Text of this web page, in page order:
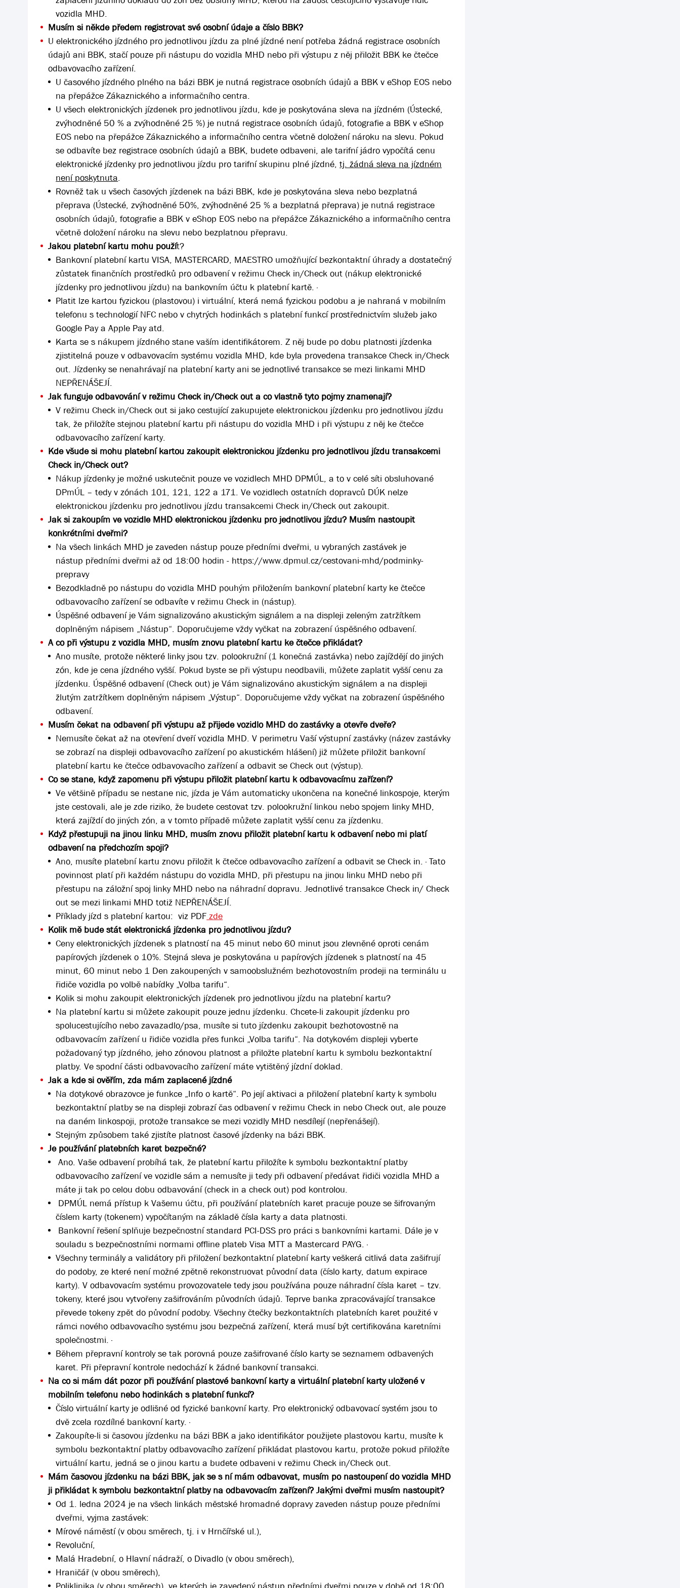
vozidla MHD.
Musím si někde předem registrovat své osobní údaje a číslo BBK?
U elektronického jízdného pro jednotlivou jízdu za plné jízdné není potřeba žádná registrace osobních
údajů ani BBK, stačí pouze při nástupu do vozidla MHD nebo při výstupu z něj přiložit BBK ke čtečce
odbavovacího zařízení.
U časového jízdného plného na bázi BBK je nutná registrace osobních údajů a BBK v eShop EOS nebo
na přepážce Zákaznického a informačního centra.
U všech elektronických jízdenek pro jednotlivou jízdu, kde je poskytována sleva na jízdném (Ústecké,
zvýhodněné 50 % a zvýhodněné 25 %) je nutná registrace osobních údajů, fotografie a BBK v eShop
EOS nebo na přepážce Zákaznického a informačního centra včetně doložení nároku na slevu. Pokud
se odbavíte bez registrace osobních údajů a BBK, budete odbaveni, ale tarifní jádro vypočítá cenu
elektronické jízdenky pro jednotlivou jízdu pro tarifní skupinu plné jízdné,tj. žádná sleva na jízdném
není poskytnuta.
Rovněž tak u všech časových jízdenek na bázi BBK, kde je poskytována sleva nebo bezplatná
přeprava (Ústecké, zvýhodněné 50%, zvýhodněné 25 % a bezplatná přeprava) je nutná registrace
osobních údajů, fotografie a BBK v eShop EOS nebo na přepážce Zákaznického a informačního centra
včetně doložení nároku na slevu nebo bezplatnou přepravu.
Jakou platební kartu mohu použít?
Bankovní platební kartu VISA, MASTERCARD, MAESTRO umožňující bezkontaktní úhrady a dostatečný
zůstatek finančních prostředků pro odbavení v režimu Check in/Check out (nákup elektronické
jízdenky pro jednotlivou jízdu) na bankovním účtu k platební kartě. ·
Platit lze kartou fyzickou (plastovou) i virtuální, která nemá fyzickou podobu a je nahraná v mobilním
telefonu s technologií NFC nebo v chytrých hodinkách s platební funkcí prostřednictvím služeb jako
Google Pay a Apple Pay atd.
Karta se s nákupem jízdného stane vaším identifikátorem. Z něj bude po dobu platnosti jízdenka
zjistitelná pouze v odbavovacím systému vozidla MHD, kde byla provedena transakce Check in/Check
out. Jízdenky se nenahrávají na platební karty ani se jednotlivé transakce se mezi linkami MHD
NEPŘENÁŠEJÍ.
Jak funguje odbavování v režimu Check in/Check out a co vlastně tyto pojmy znamenají?
V režimu Check in/Check out si jako cestující zakupujete elektronickou jízdenku pro jednotlivou jízdu
tak, že přiložíte stejnou platební kartu při nástupu do vozidla MHD i při výstupu z něj ke čtečce
odbavovacího zařízení karty.
Kde všude si mohu platební kartou zakoupit elektronickou jízdenku pro jednotlivou jízdu transakcemi
Check in/Check out?
Nákup jízdenky je možné uskutečnit pouze ve vozidlech MHD DPMÚL, a to v celé síti obsluhované
DPmÚL – tedy v zónách 101, 121, 122 a 171. Ve vozidlech ostatních dopravců DÚK nelze
elektronickou jízdenku pro jednotlivou jízdu transakcemi Check in/Check out zakoupit.
Jak si zakoupím ve vozidle MHD elektronickou jízdenku pro jednotlivou jízdu? Musím nastoupit
konkrétními dveřmi?
Na všech linkách MHD je zaveden nástup pouze předními dveřmi, u vybraných zastávek je
nástup předními dveřmi až od 18:00 hodin - https://www.dpmul.cz/cestovani-mhd/podminky-
prepravy
Bezodkladně po nástupu do vozidla MHD pouhým přiložením bankovní platební karty ke čtečce
odbavovacího zařízení se odbavíte v režimu Check in (nástup).
Úspěšné odbavení je Vám signalizováno akustickým signálem a na displeji zeleným zatržítkem
doplněným nápisem „Nástup“. Doporučujeme vždy vyčkat na zobrazení úspěšného odbavení.
A co při výstupu z vozidla MHD, musím znovu platební kartu ke čtečce přikládat?
Ano musíte, protože některé linky jsou tzv. polookružní (1 konečná zastávka) nebo zajíždějí do jiných
zón, kde je cena jízdného vyšší. Pokud byste se při výstupu neodbavili, můžete zaplatit vyšší cenu za
jízdenku. Úspěšné odbavení (Check out) je Vám signalizováno akustickým signálem a na displeji
žlutým zatržítkem doplněným nápisem „Výstup“. Doporučujeme vždy vyčkat na zobrazení úspěšného
odbavení.
Musím čekat na odbavení při výstupu až přijede vozidlo MHD do zastávky a otevře dveře?
Nemusíte čekat až na otevření dveří vozidla MHD. V perimetru Vaší výstupní zastávky (název zastávky
se zobrazí na displeji odbavovacího zařízení po akustickém hlášení) již můžete přiložit bankovní
platební kartu ke čtečce odbavovacího zařízení a odbavit se Check out (výstup).
Co se stane, když zapomenu při výstupu přiložit platební kartu k odbavovacímu zařízení?
Ve většině případu se nestane nic, jízda je Vám automaticky ukončena na konečné linkospoje, kterým
jste cestovali, ale je zde riziko, že budete cestovat tzv. polookružní linkou nebo spojem linky MHD,
která zajíždí do jiných zón, a v tomto případě můžete zaplatit vyšší cenu za jízdenku.
Když přestupuji na jinou linku MHD, musím znovu přiložit platební kartu k odbavení nebo mi platí
odbavení na předchozím spoji?
Ano, musíte platební kartu znovu přiložit k čtečce odbavovacího zařízení a odbavit se Check in. · Tato
povinnost platí při každém nástupu do vozidla MHD, při přestupu na jinou linku MHD nebo při
přestupu na záložní spoj linky MHD nebo na náhradní dopravu. Jednotlivé transakce Check in/ Check
out se mezi linkami MHD totiž NEPŘENÁŠEJÍ.
Příklady jízd s platební kartou: viz PDF zde
Kolik mě bude stát elektronická jízdenka pro jednotlivou jízdu?
Ceny elektronických jízdenek s platností na 45 minut nebo 60 minut jsou zlevněné oproti cenám
papírových jízdenek o 10%. Stejná sleva je poskytována u papírových jízdenek s platností na 45
minut, 60 minut nebo 1 Den zakoupených v samoobslužném bezhotovostním prodeji na terminálu u
řidiče vozidla po volbě nabídky „Volba tarifu“.
Kolik si mohu zakoupit elektronických jízdenek pro jednotlivou jízdu na platební kartu?
Na platební kartu si můžete zakoupit pouze jednu jízdenku. Chcete-li zakoupit jízdenku pro
spolucestujícího nebo zavazadlo/psa, musíte si tuto jízdenku zakoupit bezhotovostně na
odbavovacím zařízení u řidiče vozidla přes funkci „Volba tarifu“. Na dotykovém displeji vyberte
požadovaný typ jízdného, jeho zónovou platnost a přiložte platební kartu k symbolu bezkontaktní
platby. Ve spodní části odbavovacího zařízení máte vytištěný jízdní doklad.
Jak a kde si ověřím, zda mám zaplacené jízdné
Na dotykové obrazovce je funkce „Info o kartě“. Po její aktivaci a přiložení platební karty k symbolu
bezkontaktní platby se na displeji zobrazí čas odbavení v režimu Check in nebo Check out, ale pouze
na daném linkospoji, protože transakce se mezi vozidly MHD nesdílejí (nepřenášejí).
Stejným způsobem také zjistíte platnost časové jízdenky na bázi BBK.
Je používání platebních karet bezpečné?
Ano. Vaše odbavení probíhá tak, že platební kartu přiložíte k symbolu bezkontaktní platby
odbavovacího zařízení ve vozidle sám a nemusíte ji tedy při odbavení předávat řidiči vozidla MHD a
máte ji tak po celou dobu odbavování (check in a check out) pod kontrolou.
DPMÚL nemá přístup k Vašemu účtu, při používání platebních karet pracuje pouze se šifrovaným
číslem karty (tokenem) vypočítaným na základě čísla karty a data platnosti.
Bankovní řešení splňuje bezpečnostní standard PCI-DSS pro práci s bankovními kartami. Dále je v
souladu s bezpečnostními normami offline plateb Visa MTT a Mastercard PAYG. ·
Všechny terminály a validátory při přiložení bezkontaktní platební karty veškerá citlivá data zašifrují
do podoby, ze které není možné zpětně rekonstruovat původní data (číslo karty, datum expirace
karty). V odbavovacím systému provozovatele tedy jsou používána pouze náhradní čísla karet – tzv.
tokeny, které jsou vytvořeny zašifrováním původních údajů. Teprve banka zpracovávající transakce
převede tokeny zpět do původní podoby. Všechny čtečky bezkontaktních platebních karet použité v
rámci nového odbavovacího systému jsou bezpečná zařízení, která musí být certifikována karetními
společnostmi. ·
Během přepravní kontroly se tak porovná pouze zašifrované číslo karty se seznamem odbavených
karet. Při přepravní kontrole nedochází k žádné bankovní transakci.
Na co si mám dát pozor při používání plastové bankovní karty a virtuální platební karty uložené v
mobilním telefonu nebo hodinkách s platební funkcí?
Číslo virtuální karty je odlišné od fyzické bankovní karty. Pro elektronický odbavovací systém jsou to
dvě zcela rozdílné bankovní karty. ·
Zakoupíte-li si časovou jízdenku na bázi BBK a jako identifikátor použijete plastovou kartu, musíte k
symbolu bezkontaktní platby odbavovacího zařízení přikládat plastovou kartu, protože pokud přiložíte
virtuální kartu, jedná se o jinou kartu a budete odbaveni v režimu Check in/Check out.
Mám časovou jízdenku na bázi BBK, jak se s ní mám odbavovat, musím po nastoupení do vozidla MHD
ji přikládat k symbolu bezkontaktní platby na odbavovacím zařízení? Jakými dveřmi musím nastoupit?
Od 1. ledna 2024 je na všech linkách městské hromadné dopravy zaveden nástup pouze předními
dveřmi, vyjma zastávek:
Mírové náměstí (v obou směrech, tj. i v Hrnčířské ul.),
Revoluční,
Malá Hradební, o Hlavní nádraží, o Divadlo (v obou směrech),
Hraničář (v obou směrech),